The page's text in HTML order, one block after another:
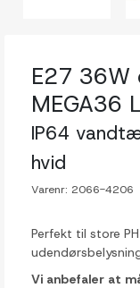
E27
MEGA36
IP64
hvid
Varenr: 2066-4206
Perfekt til store
Vi anbefaler at